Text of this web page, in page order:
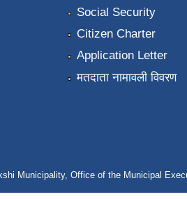
Social Security
Citizen Charter
Application Letter
मतदाता नामावली विवरण
Municipality, Office of the Municipal